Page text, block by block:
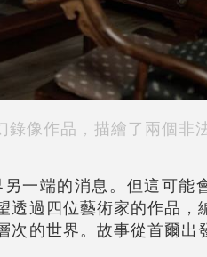
像作品，描繪了兩個非
一端的消息。但這可能
透過四位藝術家的作品，
次的世界。故事從首爾出